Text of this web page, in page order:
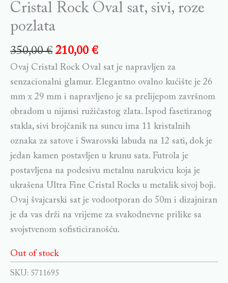
Cristal Rock Oval sat, sivi, roze
pozlata
350,00€ 210,00 €
Ovaj Cristal Rock Oval sat je napravljen za
senzacionalni glamur. Elegantno ovalno kućište je 26
mm x 29 mm i napravljeno je sa prelijepom završnom
obradom u nijansi ružičastog zlata. Ispod fasetiranog
stakla, sivi brojčanik na suncu ima 11 kristalnih
oznaka za satove i Swarovski labuda na 12 sati, dok je
jedan kamen postavljen u krunu sata. Futrola je
postavljena na podesivu metalnu narukvicu koja je
ukrašena Ultra Fine Cristal Rocks u metalik sivoj boji.
Ovaj švajcarski sat je vodootporan do 50m i dizajniran
je da vas drži na vrijeme za svakodnevne prilike sa
svojstvenom sofisticiranošću.
Out of stock
SKU: 5711695